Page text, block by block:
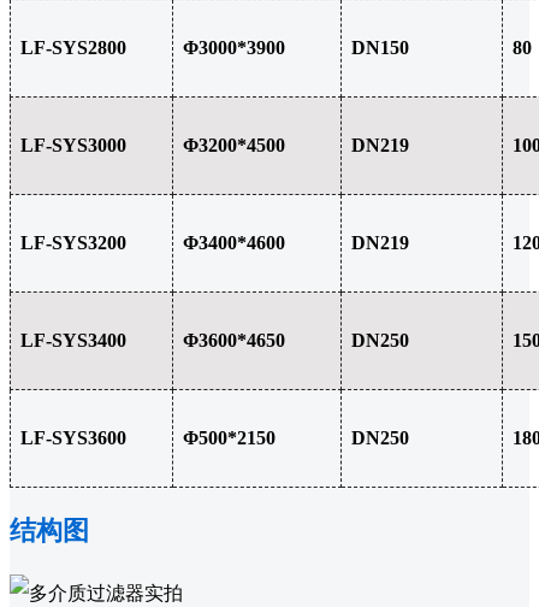
LF-SYS2800 Φ3000*3900 DN150 80
LF-SYS3000 Φ3200*4500 DN219
LF-SYS3200 Φ3400*4600 DN219
LF-SYS3400 Φ3600*4650 DN250
LF-SYS3600 Φ500*2150 DN250
结构图